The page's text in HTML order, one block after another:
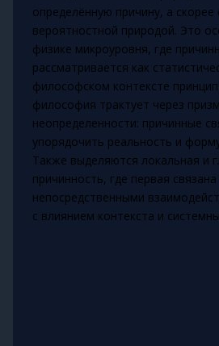
определённую причину, а скорее
вероятностной природой. Это
физике микроуровня, где
рассматривается как
философском контексте
философия трактует через
неопределенности: причинные
упорядочить реальность и
Также выделяются локальная и
причинность, где первая связана
непосредственными
с влиянием контекста и